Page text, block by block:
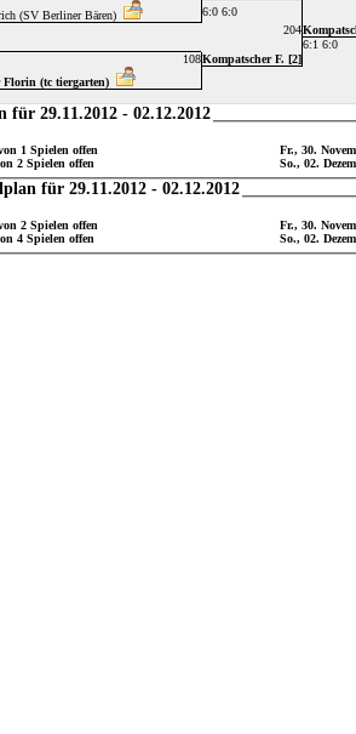
(SV Berliner Bären)
6:0 6:0
204
6:1 6:0
108Kompatscher F. [2]
Florin (tc tiergarten)
für 29.11.2012 - 02.12.2012
1 Spielen offen
Fr., 30.
2 Spielen offen
So., 02.
für 29.11.2012 - 02.12.2012
2 Spielen offen
Fr., 30.
4 Spielen offen
So., 02.